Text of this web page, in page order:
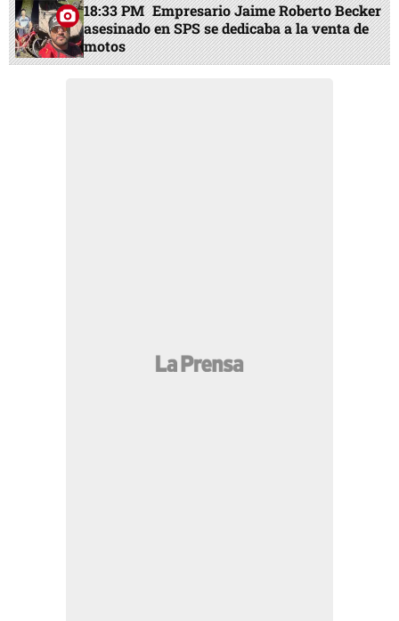
18:33 PM Empresario Jaime Roberto Becker
asesinado en SPS se dedicaba a la venta de
motos